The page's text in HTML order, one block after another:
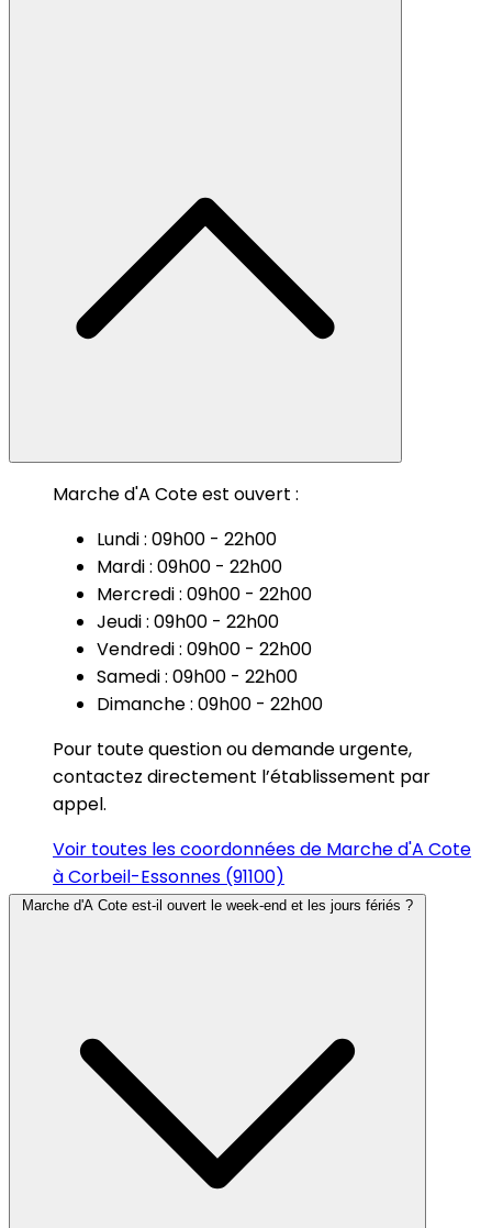
Marche d'A Cote est ouvert :
Lundi : 09h00 - 22h00
Mardi : 09h00 - 22h00
Mercredi : 09h00 - 22h00
Jeudi : 09h00 - 22h00
Vendredi : 09h00 - 22h00
Samedi : 09h00 - 22h00
Dimanche : 09h00 - 22h00
Pour toute question ou demande urgente,
contactez directement l’établissement par
appel.
Voir toutes les coordonnées de Marche d'A Cote
à Corbeil-Essonnes (91100)
Marche d'A Cote est-il ouvert le week-end et les jours fériés ?